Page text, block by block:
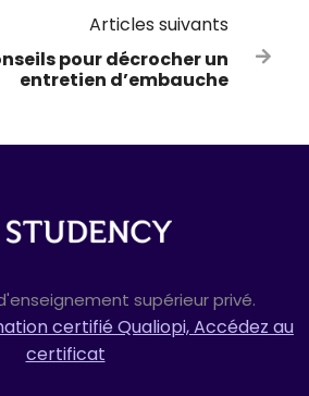
Articles suivants
pour décrocher un
entretien d’embauche

supérieur privé.
certifié Qualiopi, Accédez au
certificat